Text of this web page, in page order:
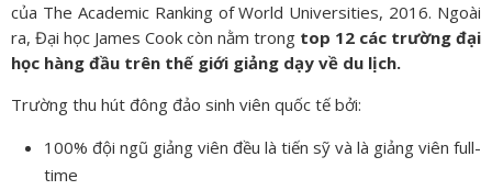
của The Academic Ranking of World Universities, 2016. Ngoài
ra, Đại học James Cook còn nằm trong top 12 các trường đại
học hàng đầu trên thế giới giảng dạy về du lịch.
Trường thu hút đông đảo sinh viên quốc tế bởi:
100% đội ngũ giảng viên đều là tiến sỹ và là giảng viên full-
time